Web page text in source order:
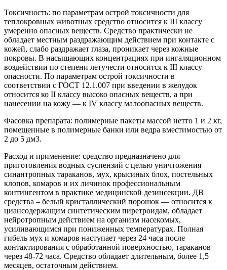
Токсичность: по параметрам острой токсичности для
теплокровных животных средство относится к III классу
умеренно опасных веществ. Средство практически не
обладает местным раздражающим действием при контакте с
кожей, слабо раздражает глаза, проникает через кожные
покровы. В насыщающих концентрациях при ингаляционном
воздействии по степени летучести относится к III классу
опасности. По параметрам острой токсичности в
соответствии с ГОСТ 12.1.007 при введении в желудок
относится ко II классу высоко опасных веществ, а при
нанесении на кожу — к IV классу малоопасных веществ.
Фасовка препарата: полимерные пакеты массой нетто 1 и 2 кг,
помещенные в полимерные банки или ведра вместимостью от
2 до 5 дм3.
Расход и применение: средство предназначено для
приготовления водных суспензий с целью уничтожения
синантропных тараканов, мух, крысиных блох, постельных
клопов, комаров и их личинок профессиональным
контингентом в практике медицинской дезинсекции. ДВ
средства – белый кристаллический порошок — относится к
циансодержащим синтетическим пиретроидам, обладает
нейротропным действием на организм насекомых,
усиливающимся при пониженных температурах. Полная
гибель мух и комаров наступает через 24 часа после
контактирования с обработанной поверхностью, тараканов —
через 48-72 часа. Средство обладает длительным, более 1,5
месяцев, остаточным действием.